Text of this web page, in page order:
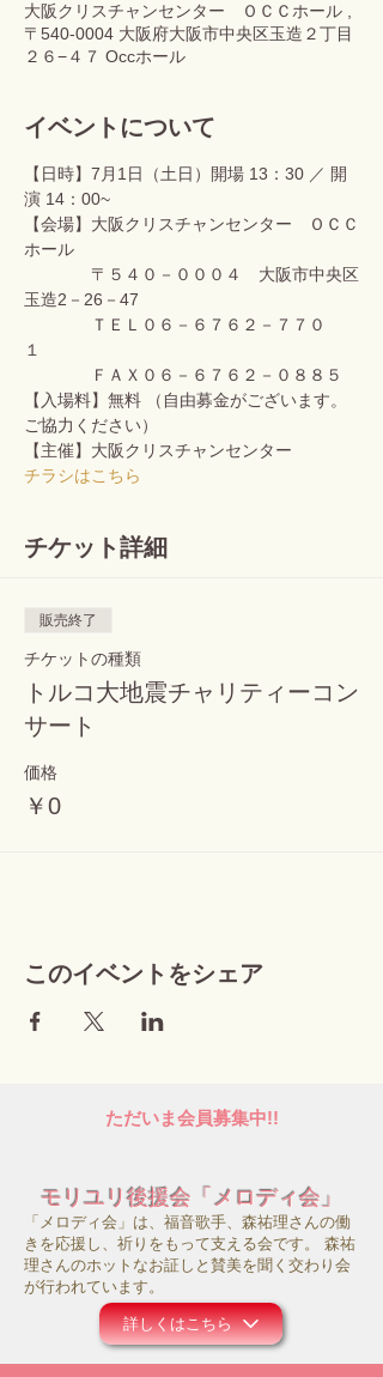
大阪クリスチャンセンター ＯＣＣホール ,
〒540-0004 大阪府大阪市中央区玉造２丁目
２６−４７ Occホール
イベントについて
【日時】7月1日（土日）開場 13：30 ／ 開
演 14：00~
【会場】大阪クリスチャンセンター　ＯＣＣ
ホール
〒５４０－０００４　大阪市中央区
玉造2－26－47
ＴＥＬ０６－６７６２－７７０
１
ＦＡＸ０６－６７６２－０８８５
【入場料】無料 （自由募金がございます。
ご協力ください）
【主催】大阪クリスチャンセンター
チラシはこちら
チケット詳細
販売終了
チケットの種類
トルコ大地震チャリティーコン
サート
価格
￥0
このイベントをシェア
ただいま会員募集中!!
モリユリ後援会「メロディ会」
「メロディ会」は、福音歌手、森祐理さんの働
きを応援し、祈りをもって支える会です。 森祐
理さんのホットなお証しと賛美を聞く交わり会
が行われています。
詳しくはこちら